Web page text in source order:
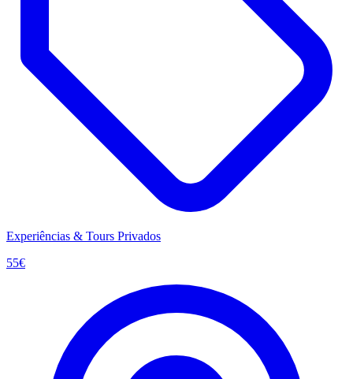
Experiências & Tours Privados
55€